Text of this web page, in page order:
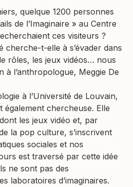
quelque 1200 personnes
de l’Imaginaire » au Centre
ces visiteurs ?
cherche-t-elle à s’évader dans
rôles, les jeux vidéos… nous
à l’anthropologue, Meggie De
à l’Université de Louvain,
également chercheuse. Elle
les jeux vidéo et, par
la pop culture, s’inscrivent
sociales et nos
est traversé par cette idée
ne sont pas des
laboratoires d’imaginaires.